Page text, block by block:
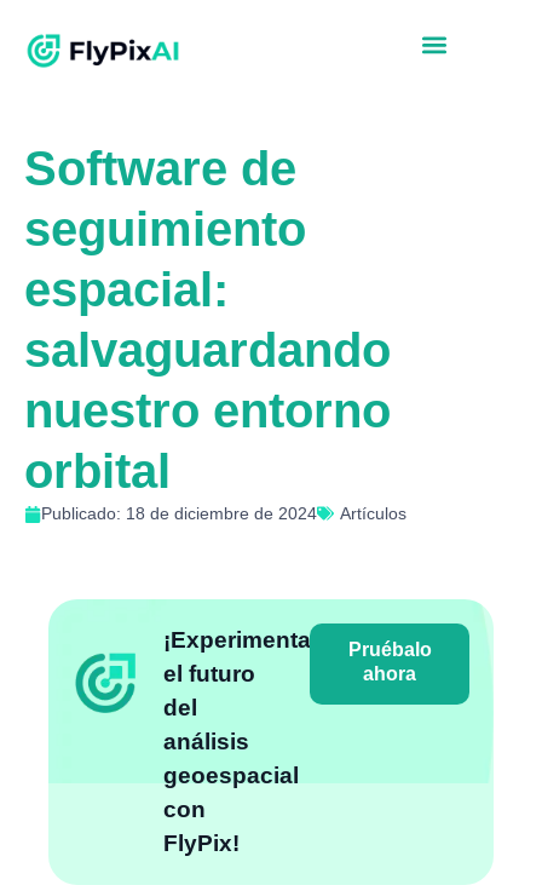
Software de
seguimiento
espacial:
salvaguardando
nuestro entorno
orbital
Publicado: 18 de diciembre de 2024 Artículos
¡Experimenta
el futuro
del
análisis
geoespacial
con
FlyPix!
Pruébalo
ahora